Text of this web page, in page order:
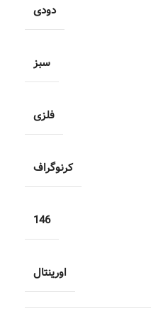
دودی
سبز
فلزی
کرنوگراف
146
اورینتال